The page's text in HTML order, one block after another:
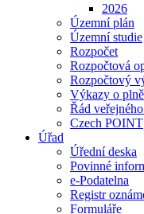
2026
Územní plán
Územní studie
Rozpočet
Rozpočtová
Rozpočtový
Výkazy o
Řád
Czech POINT
Úřad
Úřední deska
Povinné
e-Podatelna
Registr
Formuláře